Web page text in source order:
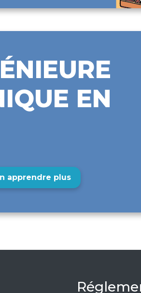
EN
apprendre plus